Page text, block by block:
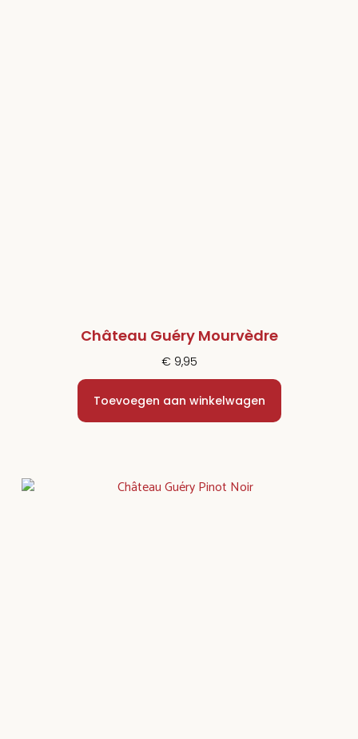
Château Guéry Mourvèdre
€ 9,95
Toevoegen aan winkelwagen